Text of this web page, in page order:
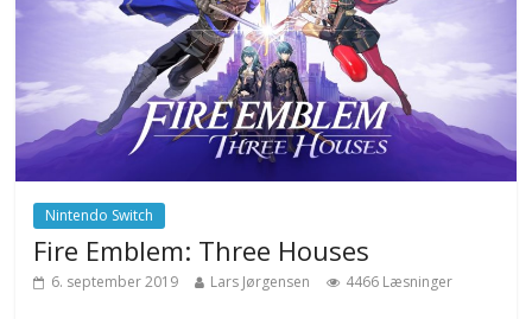
Nintendo Switch
Fire Emblem: Three Houses
6. september 2019 Lars Jørgensen 4466 Læsninger